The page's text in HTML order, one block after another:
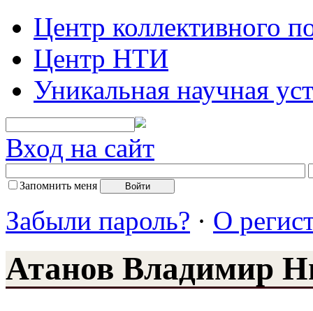
Центр коллективного
Центр НТИ
Уникальная научная
Вход на сайт
Запомнить меня
Забыли пароль? · О
Атанов Владимир